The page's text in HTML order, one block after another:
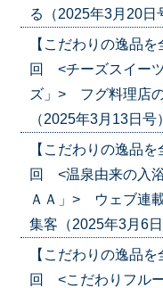
る（2025年3月20日
【こだわりの逸品
回 <チーズスイー
ズ」> フグ料理店
（2025年3月13日号
【こだわりの逸品
回 <温泉由来の入
ＡＡ」> ウェブ連
集客（2025年3月6
【こだわりの逸品
回 <こだわりフル